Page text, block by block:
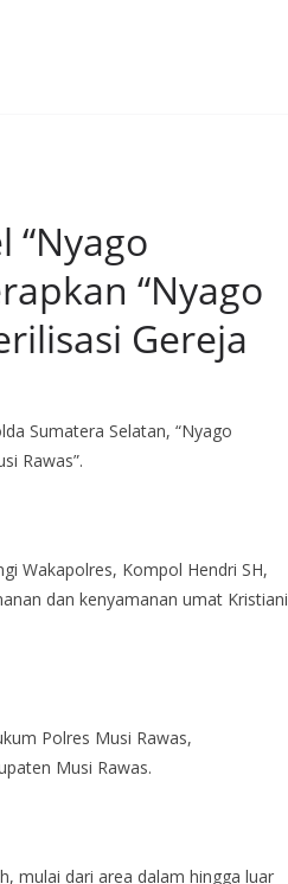
“Nyago
“Nyago
Gereja
Sumatera Selatan, “Nyago
Rawas”.
Wakapolres, Kompol Hendri SH,
dan kenyamanan umat Kristiani
Polres Musi Rawas,
Musi Rawas.
mulai dari area dalam hingga luar